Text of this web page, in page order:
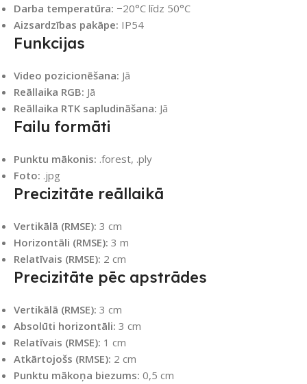
Darba temperatūra: −20°C līdz 50°C
Aizsardzības pakāpe: IP54
Funkcijas
Video pozicionēšana: Jā
Reāllaika RGB: Jā
Reāllaika RTK sapludināšana: Jā
Failu formāti
Punktu mākonis: .forest, .ply
Foto: .jpg
Precizitāte reāllaikā
Vertikālā (RMSE): 3 cm
Horizontāli (RMSE): 3 m
Relatīvais (RMSE): 2 cm
Precizitāte pēc apstrādes
Vertikālā (RMSE): 3 cm
Absolūti horizontāli: 3 cm
Relatīvais (RMSE): 1 cm
Atkārtojošs (RMSE): 2 cm
Punktu mākoņa biezums: 0,5 cm